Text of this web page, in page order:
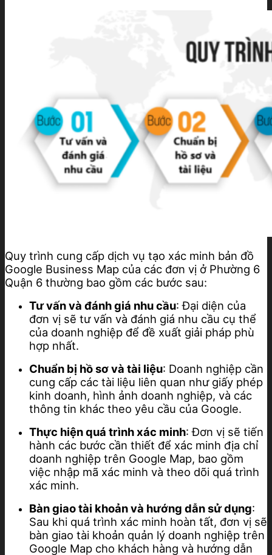
Quy trình cung cấp dịch vụ tạo xác minh bản đồ
Google Business Map của các đơn vị ở Phường 6
Quận 6 thường bao gồm các bước sau:
Tư vấn và đánh giá nhu cầu: Đại diện của
đơn vị sẽ tư vấn và đánh giá nhu cầu cụ thể
của doanh nghiệp để đề xuất giải pháp phù
hợp nhất.
Chuẩn bị hồ sơ và tài liệu: Doanh nghiệp cần
cung cấp các tài liệu liên quan như giấy phép
kinh doanh, hình ảnh doanh nghiệp, và các
thông tin khác theo yêu cầu của Google.
Thực hiện quá trình xác minh: Đơn vị sẽ tiến
hành các bước cần thiết để xác minh địa chỉ
doanh nghiệp trên Google Map, bao gồm
việc nhập mã xác minh và theo dõi quá trình
xác minh.
Bàn giao tài khoản và hướng dẫn sử dụng:
Sau khi quá trình xác minh hoàn tất, đơn vị sẽ
bàn giao tài khoản quản lý doanh nghiệp trên
Google Map cho khách hàng và hướng dẫn